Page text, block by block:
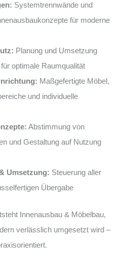
Systemtrennwände und
für moderne
Planung und Umsetzung
optimale Raumqualität
Maßgefertigte Möbel,
und individuelle
Abstimmung von
und Gestaltung auf Nutzung
Umsetzung: Steuerung aller
Übergabe
Innenausbau & Möbelbau,
verlässlich umgesetzt wird –